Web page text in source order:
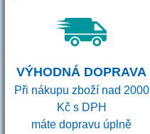
VÝHODNÁ DOPRAVA
Při nákupu zboží nad 2000
Kč s DPH
máte dopravu úplně